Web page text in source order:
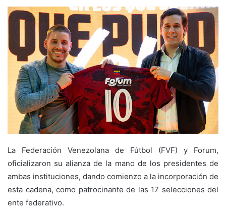
La Federación Venezolana de Fútbol (FVF) y Forum,
oficializaron su alianza de la mano de los presidentes de
ambas instituciones, dando comienzo a la incorporación de
esta cadena, como patrocinante de las 17 selecciones del
ente federativo.